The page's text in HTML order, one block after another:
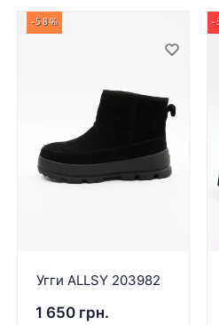
-58%
Угги ALLSY 203982
1 650 грн.
-